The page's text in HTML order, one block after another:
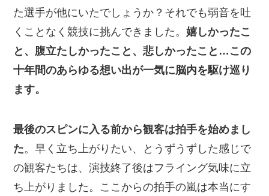
た選手が他にいたでしょうか？それでも弱音を吐
くことなく競技に挑んできました。嬉しかったこ
と、腹立たしかったこと、悲しかったこと…この
十年間のあらゆる想い出が一気に脳内を駆け巡り
ます。
最後のスピンに入る前から観客は拍手を始めまし
た。早く立ち上がりたい、とうずうずした感じで
の観客たちは、演技終了後はフライング気味に立
ち上がりました。ここからの拍手の嵐は本当にす